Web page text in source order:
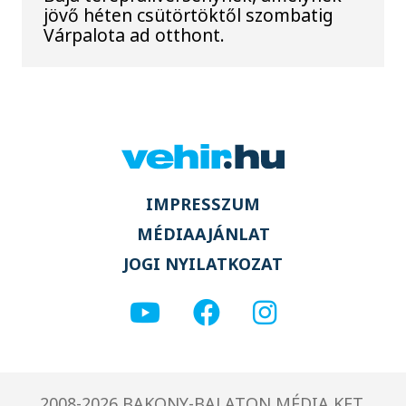
jövő héten csütörtöktől szombatig
Várpalota ad otthont.
IMPRESSZUM
MÉDIAAJÁNLAT
JOGI NYILATKOZAT